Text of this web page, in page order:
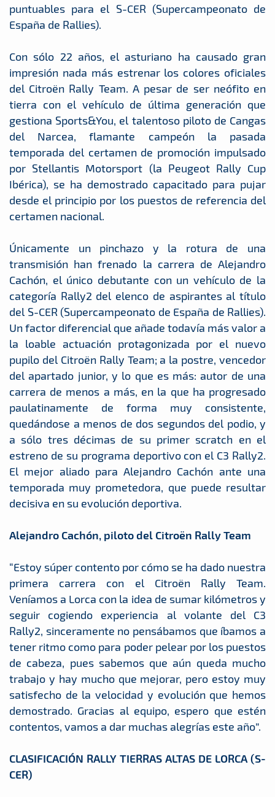
puntuables para el S-CER (Supercampeonato de
España de Rallies).
Con sólo 22 años, el asturiano ha causado gran
impresión nada más estrenar los colores oficiales
del Citroën Rally Team. A pesar de ser neófito en
tierra con el vehículo de última generación que
gestiona Sports&You, el talentoso piloto de Cangas
del Narcea, flamante campeón la pasada
temporada del certamen de promoción impulsado
por Stellantis Motorsport (la Peugeot Rally Cup
Ibérica), se ha demostrado capacitado para pujar
desde el principio por los puestos de referencia del
certamen nacional.
Únicamente un pinchazo y la rotura de una
transmisión han frenado la carrera de Alejandro
Cachón, el único debutante con un vehículo de la
categoría Rally2 del elenco de aspirantes al título
del S-CER (Supercampeonato de España de Rallies).
Un factor diferencial que añade todavía más valor a
la loable actuación protagonizada por el nuevo
pupilo del Citroën Rally Team; a la postre, vencedor
del apartado junior, y lo que es más: autor de una
carrera de menos a más, en la que ha progresado
paulatinamente de forma muy consistente,
quedándose a menos de dos segundos del podio, y
a sólo tres décimas de su primer scratch en el
estreno de su programa deportivo con el C3 Rally2.
El mejor aliado para Alejandro Cachón ante una
temporada muy prometedora, que puede resultar
decisiva en su evolución deportiva.
Alejandro Cachón, piloto del Citroën Rally Team
“Estoy súper contento por cómo se ha dado nuestra
primera carrera con el Citroën Rally Team.
Veníamos a Lorca con la idea de sumar kilómetros y
seguir cogiendo experiencia al volante del C3
Rally2, sinceramente no pensábamos que íbamos a
tener ritmo como para poder pelear por los puestos
de cabeza, pues sabemos que aún queda mucho
trabajo y hay mucho que mejorar, pero estoy muy
satisfecho de la velocidad y evolución que hemos
demostrado. Gracias al equipo, espero que estén
contentos, vamos a dar muchas alegrías este año”.
CLASIFICACIÓN RALLY TIERRAS ALTAS DE LORCA (S-
CER)